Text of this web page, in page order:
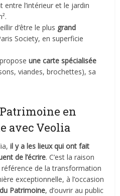
l’intérieur et le jardin
d’être le plus grand
Society, en superficie
une carte spécialisée
viandes, brochettes), sa
en
avec Veolia
il y a les lieux qui ont fait
de l’écrire. C’est la raison
référence de la transformation
exceptionnelle, à l’occasion
Patrimoine, d’ouvrir au public